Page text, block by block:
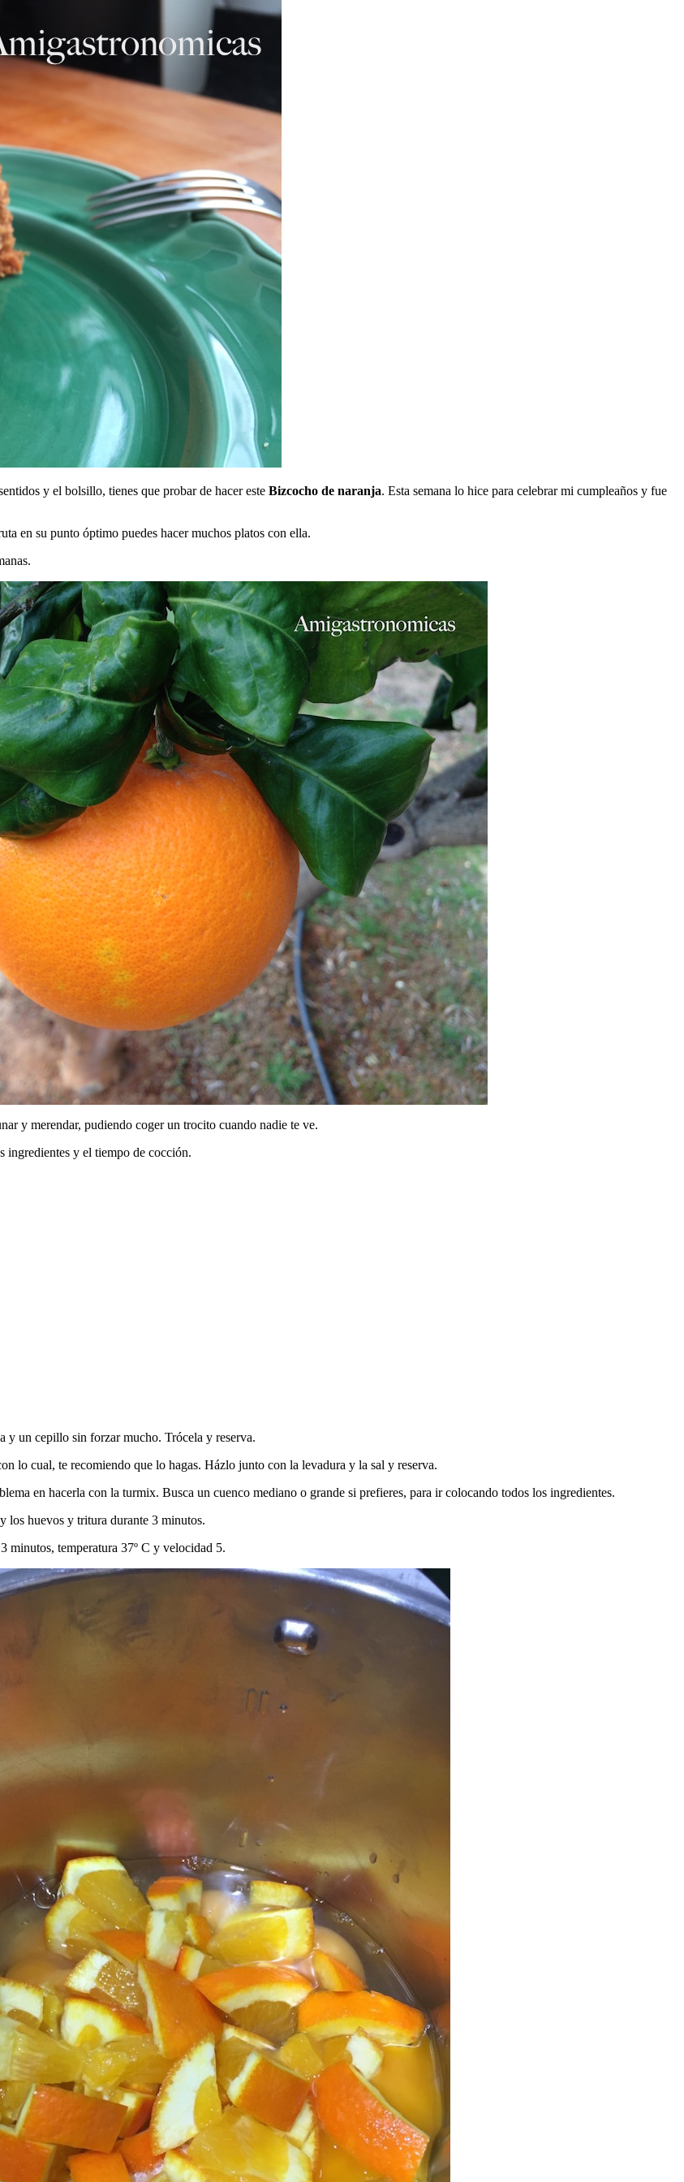
y el bolsillo, tienes que probar de hacer este Bizcocho de naranja. Esta semana lo hice para celebrar mi cumpleaños y fue
en su punto óptimo puedes hacer muchos platos con ella.
y merendar, pudiendo coger un trocito cuando nadie te ve.
ingredientes y el tiempo de cocción.
y un cepillo sin forzar mucho. Trócela y reserva.
lo cual, te recomiendo que lo hagas. Házlo junto con la levadura y la sal y reserva.
en hacerla con la turmix. Busca un cuenco mediano o grande si prefieres, para ir colocando todos los ingredientes.
los huevos y tritura durante 3 minutos.
minutos, temperatura 37º C y velocidad 5.